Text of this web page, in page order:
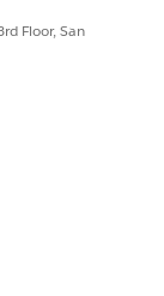
Floor, San